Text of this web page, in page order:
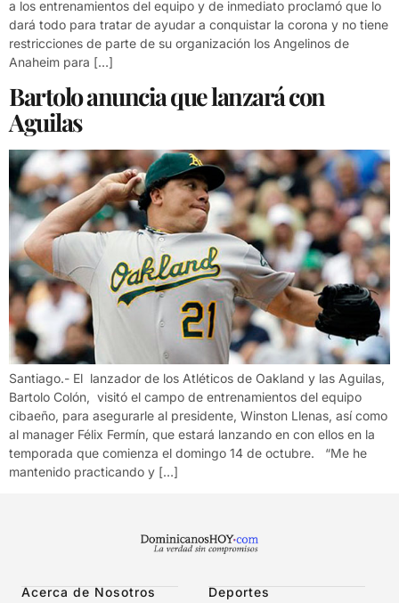
a los entrenamientos del equipo y de inmediato proclamó que lo
dará todo para tratar de ayudar a conquistar la corona y no tiene
restricciones de parte de su organización los Angelinos de
Anaheim para […]
Bartolo anuncia que lanzará con
Aguilas
Santiago.- El lanzador de los Atléticos de Oakland y las Aguilas,
Bartolo Colón, visitó el campo de entrenamientos del equipo
cibaeño, para asegurarle al presidente, Winston Llenas, así como
al manager Félix Fermín, que estará lanzando en con ellos en la
temporada que comienza el domingo 14 de octubre. “Me he
mantenido practicando y […]
Acerca de Nosotros Deportes